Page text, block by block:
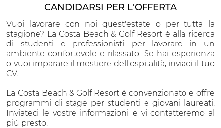
CANDIDARSI PER L'OFFERTA
Vuoi lavorare con noi quest'estate o per tutta la
stagione? La Costa Beach & Golf Resort è alla ricerca
di studenti e professionisti per lavorare in un
ambiente confortevole e rilassato. Se hai esperienza
o vuoi imparare il mestiere dell'ospitalità, inviaci il tuo
CV.
La Costa Beach & Golf Resort è convenzionato e offre
programmi di stage per studenti e giovani laureati.
Inviateci le vostre informazioni e vi contatteremo al
più presto.